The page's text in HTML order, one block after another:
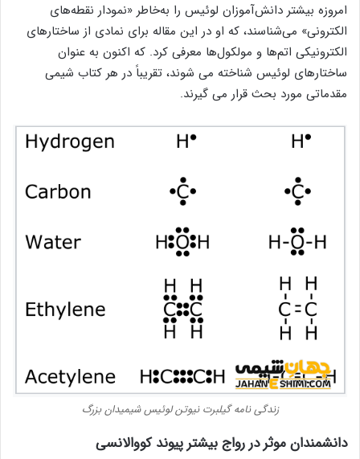
امروزه بیشتر دانش‌آموزان لوئیس را به‌خاطر «نمودار نقطه‌های
الکترونی» می‌شناسند، که او در این مقاله برای نمادی از ساختارهای
الکترونیکی اتم‌ها و مولکول‌ها معرفی کرد. که اکنون به عنوان
ساختارهای لوئیس شناخته می شوند، تقریباً در هر کتاب شیمی
مقدماتی مورد بحث قرار می گیرند.
زندگی نامه گیلبرت نیوتن لوئیس شیمیدان بزرگ
دانشمندان موثر در رواج بیشتر پیوند کووالانسی